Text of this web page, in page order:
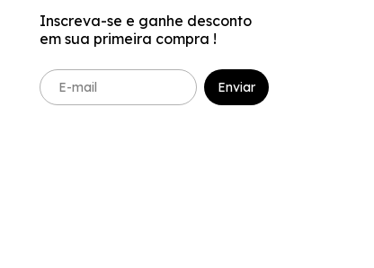
Inscreva-se e ganhe desconto
em sua primeira compra !